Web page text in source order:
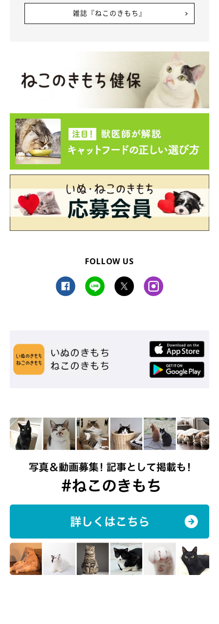
こたろうくんは、普段から夫婦の会話を遮り
がち！
この日に限らず、自分がいないところで話されるのをすごく嫌が
るという、こたろうくん。飼い主さんと旦那さんがふたりで別室
らやってくるのだとか。
と推測。こたろうくんも同じ部屋にいる状態で夫婦
で話す分には怒ることがないといい、こたろうくんは自分も飼い
主さんたちと同じ場所にいたいと思っているのかもしれません。
雑誌『ねこのきもち』
FOLLOW US